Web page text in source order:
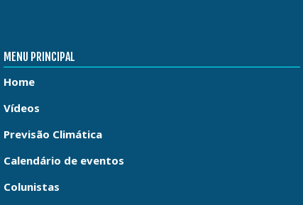
MENU PRINCIPAL
Home
Vídeos
Previsão Climática
Calendário de eventos
Colunistas